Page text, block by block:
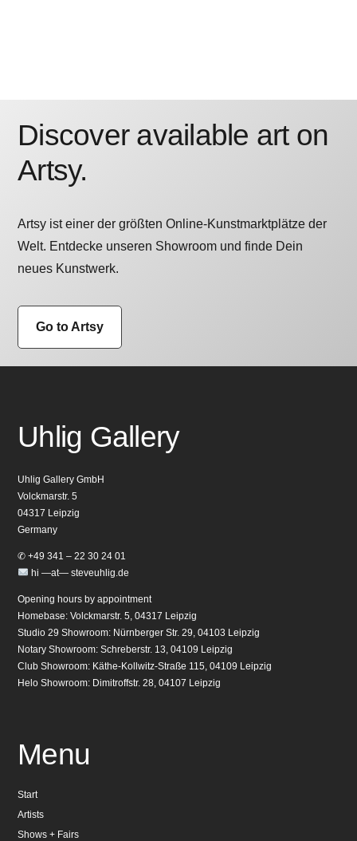
Discover available art on
Artsy.
Artsy ist einer der größten Online-Kunstmarktplätze der
Welt. Entdecke unseren Showroom und finde Dein
neues Kunstwerk.
Go to Artsy
Uhlig Gallery
Uhlig Gallery GmbH
Volckmarstr. 5
04317 Leipzig
Germany
✆ +49 341 – 22 30 24 01
hi —at— steveuhlig.de
Opening hours by appointment
Homebase: Volckmarstr. 5, 04317 Leipzig
Studio 29 Showroom: Nürnberger Str. 29, 04103 Leipzig
Notary Showroom: Schreberstr. 13, 04109 Leipzig
Club Showroom: Käthe-Kollwitz-Straße 115, 04109 Leipzig
Helo Showroom: Dimitroffstr. 28, 04107 Leipzig
Menu
Start
Artists
Shows + Fairs